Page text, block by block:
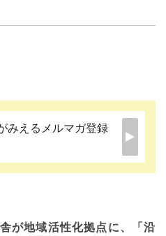
みえるメルマガ登録
が地域活性化拠点に、「沿